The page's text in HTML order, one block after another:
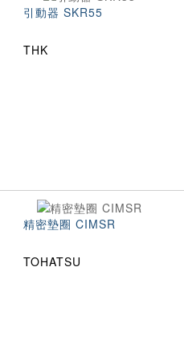
引動器 SKR55
THK
精密墊圈 CIMSR
TOHATSU